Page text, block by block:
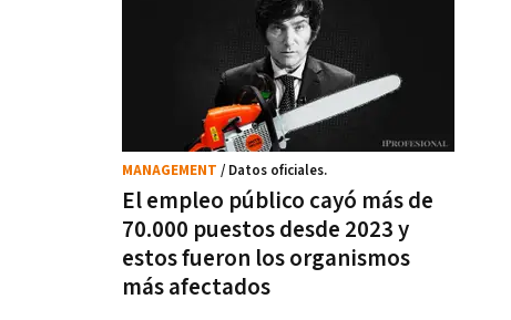
El empleo público cayó más de
70.000 puestos desde 2023 y
estos fueron los organismos
más afectados
MANAGEMENT / Datos oficiales.